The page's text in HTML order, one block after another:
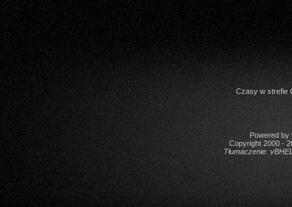
Czasy w strefie
Powered by
Copyright 2000 -
Tłumaczenie: